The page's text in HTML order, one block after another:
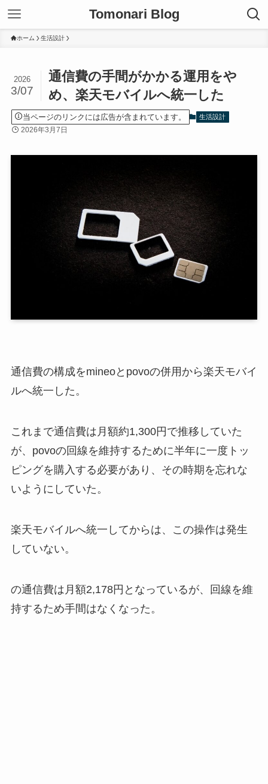
Tomonari Blog
ホーム 生活設計
通信費の手間がかかる運用をや
め、楽天モバイルへ統一した
2026
3/07
当ページのリンクには広告が含まれています。 生活設計
2026年3月7日
通信費の構成をmineoとpovoの併用から楽天モバイ
ルへ統一した。
これまで通信費は月額約1,300円で推移していた
が、povoの回線を維持するために半年に一度トッ
ピングを購入する必要があり、その時期を忘れな
いようにしていた。
楽天モバイルへ統一してからは、この操作は発生
していない。
の通信費は月額2,178円となっているが、回線を維
持するため手間はなくなった。